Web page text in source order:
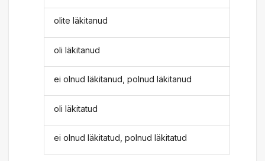
olite läkitanud
oli läkitanud
ei olnud läkitanud, polnud läkitanud
oli läkitatud
ei olnud läkitatud, polnud läkitatud